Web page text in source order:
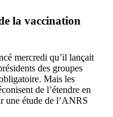
la vaccination
mercredi qu’il lançait
des groupes
Mais les
de l’étendre en
une étude de l’ANRS